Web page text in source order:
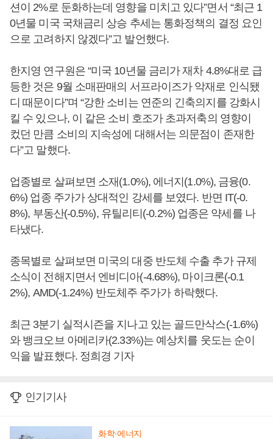
션이 2%로 둔화하는데 영향을 미치고 있다”면서 “최근 1
0년물 미국 국채금리 상승 추세는 통화정책의 결정 요인
으로 고려하지 않겠다”고 발언했다.
한지영 연구원은 “미국 10년물 금리가 재차 4.8%대로 급
등한 것은 9월 소매판매의 서프라이즈가 악재로 인식됐
디 때문이다”며 “강한 소비는 연준의 긴축의지를 강화시
킬 수 있으나, 이 같은 소비 호조가 초과저축의 영향이
컸던 만큼 소비의 지속성에 대해서는 의문점이 존재한
다”고 말했다.
업종별로 살펴보면 소재(1.0%), 에너지(1.0%), 금융(0.
6%) 업종 주가가 상대적인 강세를 보였다. 반면 IT(-0.
8%), 부동산(-0.5%), 유틸리티(-0.2%) 업종은 약세를 나
타냈다.
종목별로 살펴보면 미국의 대중 반도체 수출 추가 규제
소식이 전해지면서 엔비디아(-4.68%), 마이크론(-0.1
2%), AMD(-1.24%) 반도체주 주가가 하락했다.
최근 3분기 실적시즌을 지나고 있는 골드만삭스(-1.6%)
와 뱅크오브 아메리카(2.33%)는 예상치를 웃도는 순이
익을 발표했다. 정희경 기자
인기기사
화학·에너지